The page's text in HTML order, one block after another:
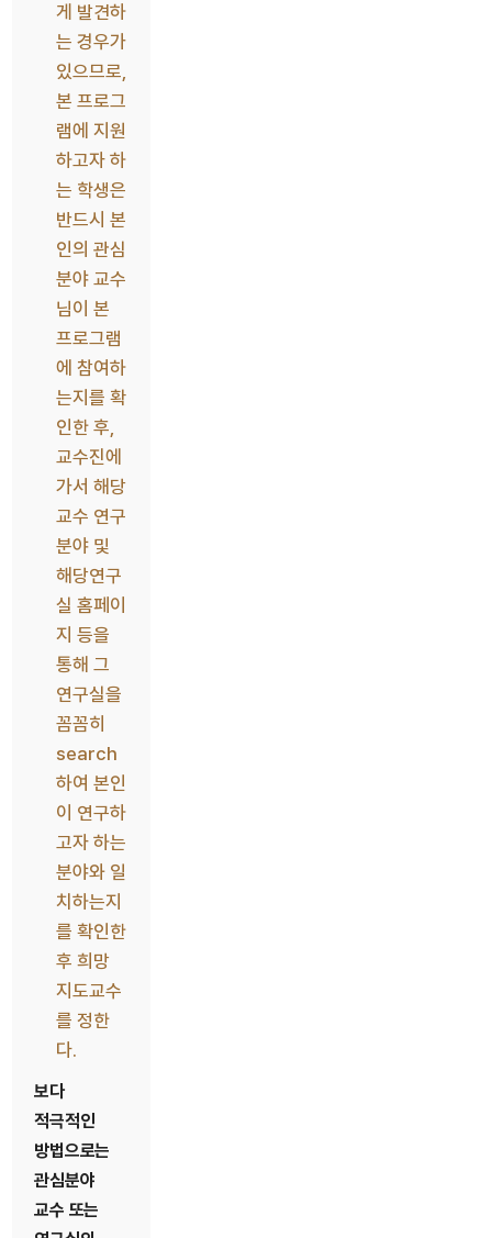
게 발견하
는 경우가
있으므로,
본 프로그
램에 지원
하고자 하
는 학생은
반드시 본
인의 관심
분야 교수
님이 본
프로그램
에 참여하
는지를 확
인한 후,
교수진에
가서 해당
교수 연구
분야 및
해당연구
실 홈페이
지 등을
통해 그
연구실을
꼼꼼히
search
하여 본인
이 연구하
고자 하는
분야와 일
치하는지
를 확인한
후 희망
지도교수
를 정한
다.
보다
적극적인
방법으로는
관심분야
교수 또는